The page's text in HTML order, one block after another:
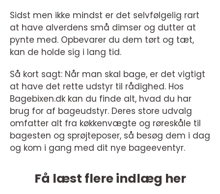
Sidst men ikke mindst er det selvfølgelig rart
at have alverdens små dimser og dutter at
pynte med. Opbevarer du dem tørt og tæt,
kan de holde sig i lang tid.
Så kort sagt: Når man skal bage, er det vigtigt
at have det rette udstyr til rådighed. Hos
Bagebixen.dk kan du finde alt, hvad du har
brug for af bageudstyr. Deres store udvalg
omfatter alt fra køkkenvægte og røreskåle til
bagesten og sprøjteposer, så besøg dem i dag
og kom i gang med dit nye bageeventyr.
Få læst flere indlæg her